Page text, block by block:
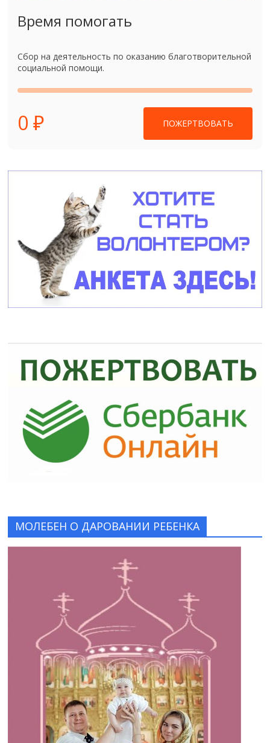
Время помогать
Сбор на деятельность по оказанию благотворительной
социальной помощи.
0 ₽ ПОЖЕРТВОВАТЬ
МОЛЕБЕН О ДАРОВАНИИ РЕБЕНКА